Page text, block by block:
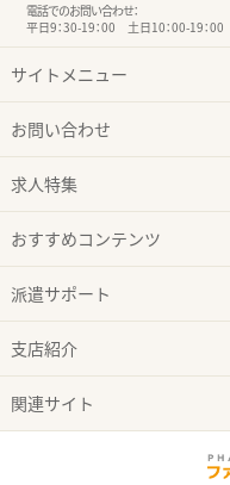
電話でのお問い合わせ：
平日9：30-19：00 土日10：00-19：00
サイトメニュー
お問い合わせ
求人特集
おすすめコンテンツ
派遣サポート
支店紹介
関連サイト